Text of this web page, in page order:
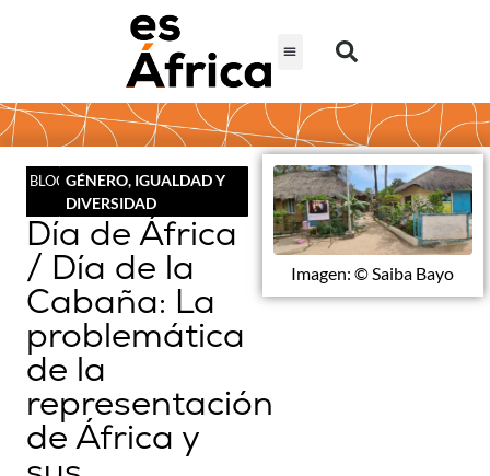
BLOGGÉNERO, IGUALDAD Y
DIVERSIDAD
Día de África
/ Día de la
Cabaña: La
problemática
de la
representación
de África y
Imagen: © Saiba Bayo